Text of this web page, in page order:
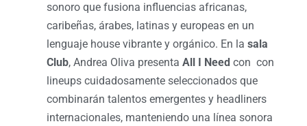
sonoro que fusiona influencias africanas,
caribeñas, árabes, latinas y europeas en un
lenguaje house vibrante y orgánico. En la sala
Club, Andrea Oliva presenta All I Need con con
lineups cuidadosamente seleccionados que
combinarán talentos emergentes y headliners
internacionales, manteniendo una línea sonora